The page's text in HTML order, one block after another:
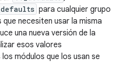
para cualquier grupo
necesiten usar la misma
una nueva versión de la
esos valores
módulos que los usan se